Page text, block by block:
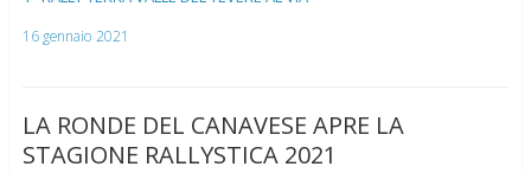
16 gennaio 2021
LA RONDE DEL CANAVESE APRE LA
STAGIONE RALLYSTICA 2021